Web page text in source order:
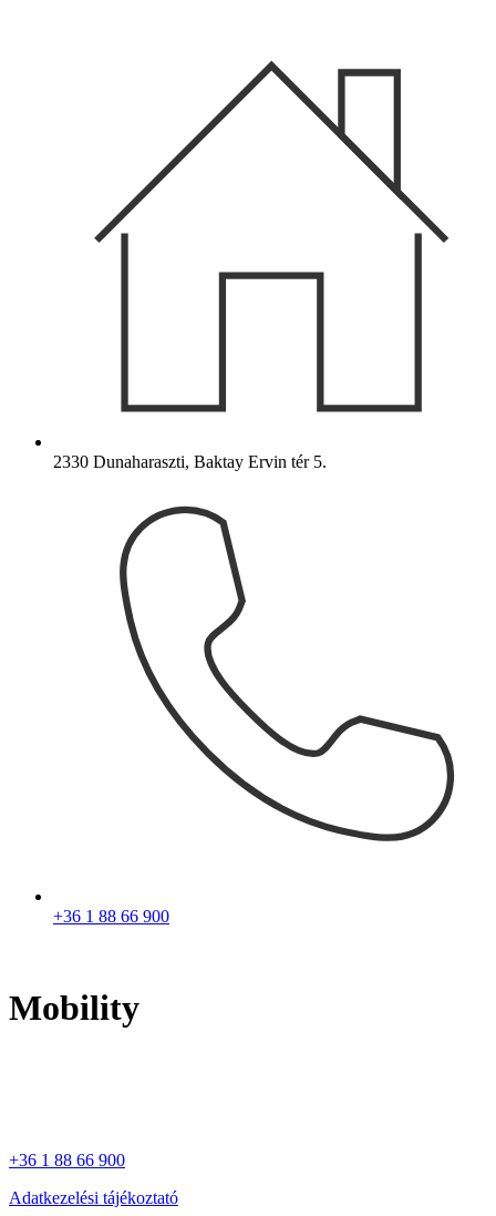
2330 Dunaharaszti, Baktay Ervin tér 5.
+36 1 88 66 900
Mobility
+36 1 88 66 900
Adatkezelési tájékoztató